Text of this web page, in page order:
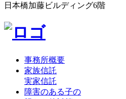
日本橋加藤ビルディング6階
事務所概要
家族信託
実家信託
障害のある子の